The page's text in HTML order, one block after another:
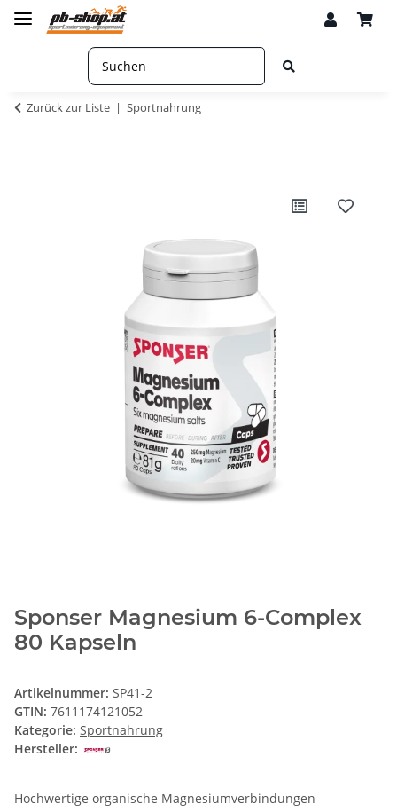
Zurück zur Liste Sportnahrung
Sponser Magnesium 6-Complex
80 Kapseln
Artikelnummer: SP41-2
GTIN: 7611174121052
Kategorie: Sportnahrung
Hersteller:
Hochwertige organische Magnesiumverbindungen